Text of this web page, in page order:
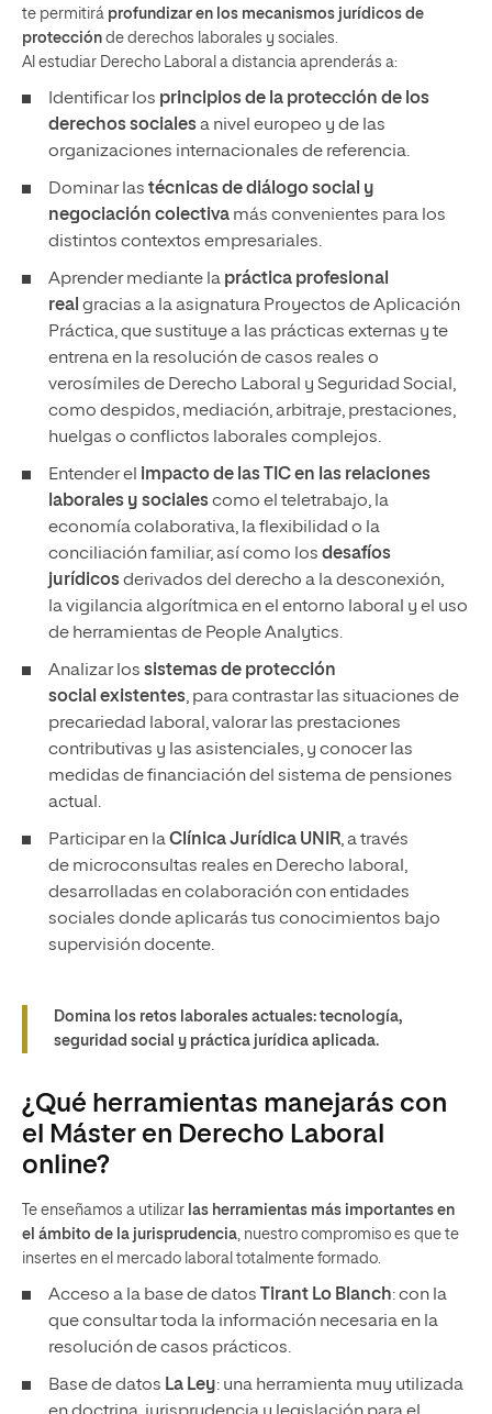
te permitirá profundizar en los mecanismos jurídicos de
protección de derechos laborales y sociales.
Al estudiar Derecho Laboral a distancia aprenderás a:
Identificar los principios de la protección de los
derechos socialesa nivel europeo y de las
organizaciones internacionales de referencia.
Dominar las técnicas de diálogo social y
negociación colectiva más convenientes para los
distintos contextos empresariales.
Aprender mediante la práctica profesional
real gracias a la asignatura Proyectos de Aplicación
Práctica, que sustituye a las prácticas externas y te
entrena en la resolución de casos reales o
verosímiles de Derecho Laboral y Seguridad Social,
como despidos, mediación, arbitraje, prestaciones,
huelgas o conflictos laborales complejos.
Entender el impacto de las TIC en las relaciones
laborales y socialescomo el teletrabajo, la
economía colaborativa, la flexibilidad o la
conciliación familiar, así como los desafíos
jurídicosderivados del derecho a la desconexión,
la vigilancia algorítmica en el entorno laboral y el uso
de herramientas de People Analytics.
Analizar los sistemas de protección
social existentes, para contrastar las situaciones de
precariedad laboral, valorar las prestaciones
contributivas y las asistenciales, y conocer las
medidas de financiación del sistema de pensiones
actual.
Participar en laClínica Jurídica UNIR, a través
de microconsultas reales en Derecho laboral,
desarrolladas en colaboración con entidades
sociales donde aplicarás tus conocimientos bajo
supervisión docente.
Domina los retos laborales actuales: tecnología,
seguridad social y práctica jurídica aplicada.
¿Qué herramientas manejarás con
el Máster en Derecho Laboral
online?
Te enseñamos a utilizar las herramientas más importantes en
el ámbito de la jurisprudencia, nuestro compromiso es que te
insertes en el mercado laboral totalmente formado.
Acceso a la base de datos Tirant Lo Blanch: con la
que consultar toda la información necesaria en la
resolución de casos prácticos.
Base de datos La Ley: una herramienta muy utilizada